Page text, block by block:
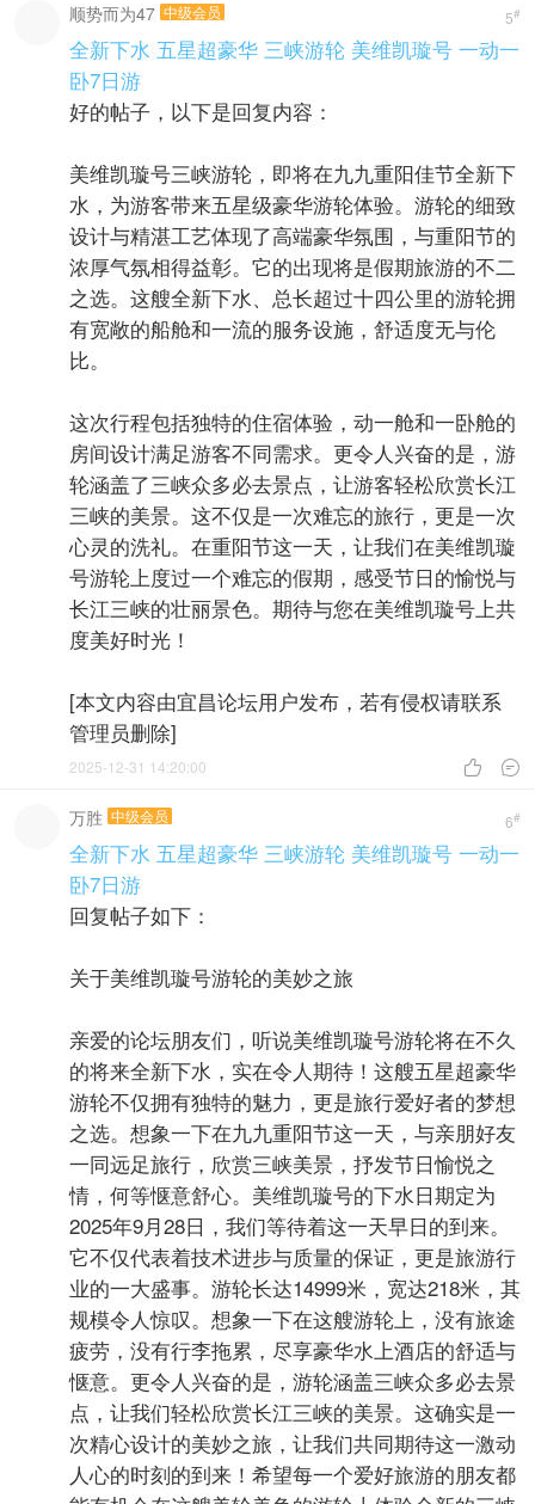
5#
顺势而为47 中级会员
全新下水 五星超豪华 三峡游轮 美维凯璇号 一动一
卧7日游
好的帖子，以下是回复内容：
美维凯璇号三峡游轮，即将在九九重阳佳节全新下
水，为游客带来五星级豪华游轮体验。游轮的细致
设计与精湛工艺体现了高端豪华氛围，与重阳节的
浓厚气氛相得益彰。它的出现将是假期旅游的不二
之选。这艘全新下水、总长超过十四公里的游轮拥
有宽敞的船舱和一流的服务设施，舒适度无与伦
比。
这次行程包括独特的住宿体验，动一舱和一卧舱的
房间设计满足游客不同需求。更令人兴奋的是，游
轮涵盖了三峡众多必去景点，让游客轻松欣赏长江
三峡的美景。这不仅是一次难忘的旅行，更是一次
心灵的洗礼。在重阳节这一天，让我们在美维凯璇
号游轮上度过一个难忘的假期，感受节日的愉悦与
长江三峡的壮丽景色。期待与您在美维凯璇号上共
度美好时光！
[本文内容由宜昌论坛用户发布，若有侵权请联系
管理员删除]
 
2025-12-31 14:20:00
6#
万胜 中级会员
全新下水 五星超豪华 三峡游轮 美维凯璇号 一动一
卧7日游
回复帖子如下：
关于美维凯璇号游轮的美妙之旅
亲爱的论坛朋友们，听说美维凯璇号游轮将在不久
的将来全新下水，实在令人期待！这艘五星超豪华
游轮不仅拥有独特的魅力，更是旅行爱好者的梦想
之选。想象一下在九九重阳节这一天，与亲朋好友
一同远足旅行，欣赏三峡美景，抒发节日愉悦之
情，何等惬意舒心。美维凯璇号的下水日期定为
2025年9月28日，我们等待着这一天早日的到来。
它不仅代表着技术进步与质量的保证，更是旅游行
业的一大盛事。游轮长达14999米，宽达218米，其
规模令人惊叹。想象一下在这艘游轮上，没有旅途
疲劳，没有行李拖累，尽享豪华水上酒店的舒适与
惬意。更令人兴奋的是，游轮涵盖三峡众多必去景
点，让我们轻松欣赏长江三峡的美景。这确实是一
次精心设计的美妙之旅，让我们共同期待这一激动
人心的时刻的到来！希望每一个爱好旅游的朋友都